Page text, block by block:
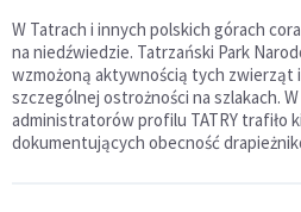
W Tatrach i innych polskich górach
na niedźwiedzie. Tatrzański Park
wzmożoną aktywnością tych zwierząt
szczególnej ostrożności na szlakach.
administratorów profilu TATRY trafiło
dokumentujących obecność